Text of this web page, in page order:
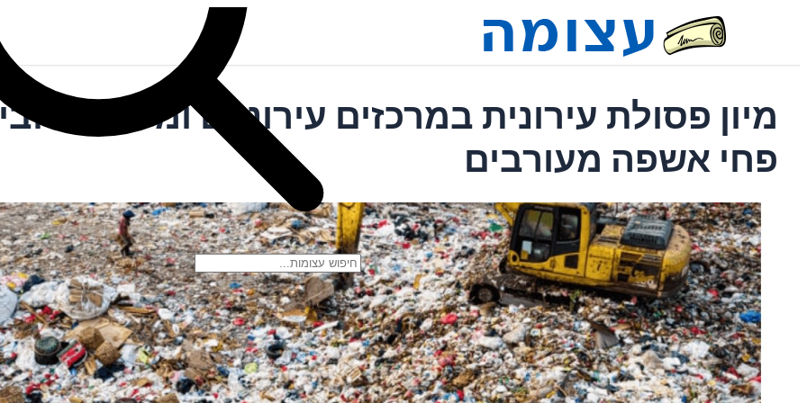
מיון פסולת עירונית במרכזים עירוניים ומיחזורה
פחי אשפה מעורבים